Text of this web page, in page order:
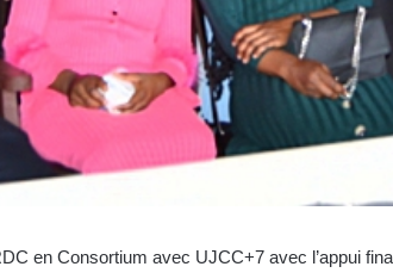
en Consortium avec UJCC+7 avec l’appui